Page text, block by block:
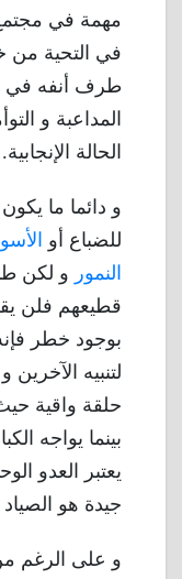
مهمة في
في التحية من
طرف أنفه في
المداعبة و
الحالة الإنجابية.
و دائما ما
للضباع أو
النمور و لكن
قطيعهم فلن
بوجود خطر
لتنبيه
حلقة واقية
بينما يواجه
يعتبر العدو
جيدة هو
و على الرغم